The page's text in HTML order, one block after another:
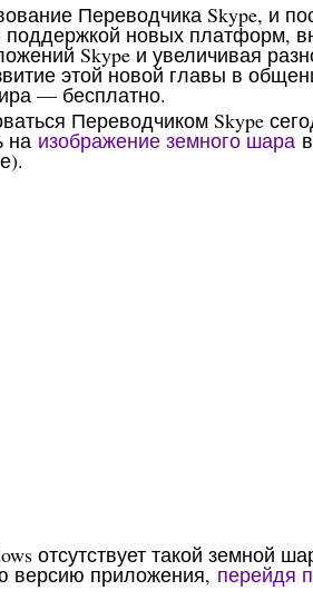
Переводчика Skype, и
новых платформ,
Skype и увеличивая
этой новой главы в
— бесплатно.
Переводчиком Skype
на изображение земного шара
отсутствует такой земной
версию приложения, перейдя